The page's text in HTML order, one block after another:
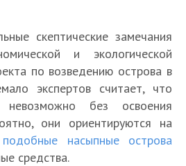
скептические замечания
и экологической
по возведению острова в
экспертов считает, что
невозможно без освоения
они ориентируются на
подобные насыпные острова
средства.